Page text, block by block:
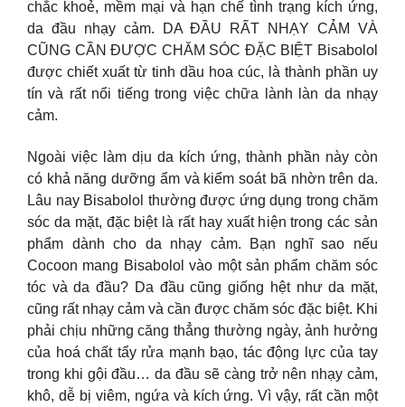
chắc khoẻ, mềm mại và hạn chế tình trạng kích ứng,
da đầu nhạy cảm. DA ĐẦU RẤT NHẠY CẢM VÀ
CŨNG CẦN ĐƯỢC CHĂM SÓC ĐẶC BIỆT Bisabolol
được chiết xuất từ tinh dầu hoa cúc, là thành phần uy
tín và rất nổi tiếng trong việc chữa lành làn da nhạy
cảm.
Ngoài việc làm dịu da kích ứng, thành phần này còn
có khả năng dưỡng ẩm và kiểm soát bã nhờn trên da.
Lâu nay Bisabolol thường được ứng dụng trong chăm
sóc da mặt, đặc biệt là rất hay xuất hiện trong các sản
phẩm dành cho da nhạy cảm. Bạn nghĩ sao nếu
Cocoon mang Bisabolol vào một sản phẩm chăm sóc
tóc và da đầu? Da đầu cũng giống hệt như da mặt,
cũng rất nhạy cảm và cần được chăm sóc đặc biệt. Khi
phải chịu những căng thẳng thường ngày, ảnh hưởng
của hoá chất tẩy rửa mạnh bạo, tác động lực của tay
trong khi gội đầu… da đầu sẽ càng trở nên nhạy cảm,
khô, dễ bị viêm, ngứa và kích ứng. Vì vậy, rất cần một